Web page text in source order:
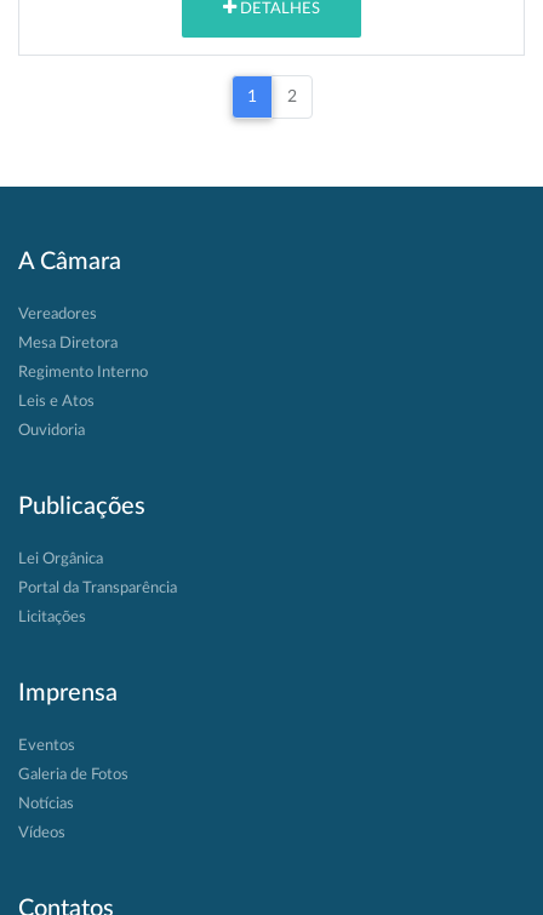
DETALHES
1 2
A Câmara
Vereadores
Mesa Diretora
Regimento Interno
Leis e Atos
Ouvidoria
Publicações
Lei Orgânica
Portal da Transparência
Licitações
Imprensa
Eventos
Galeria de Fotos
Notícias
Vídeos
Contatos